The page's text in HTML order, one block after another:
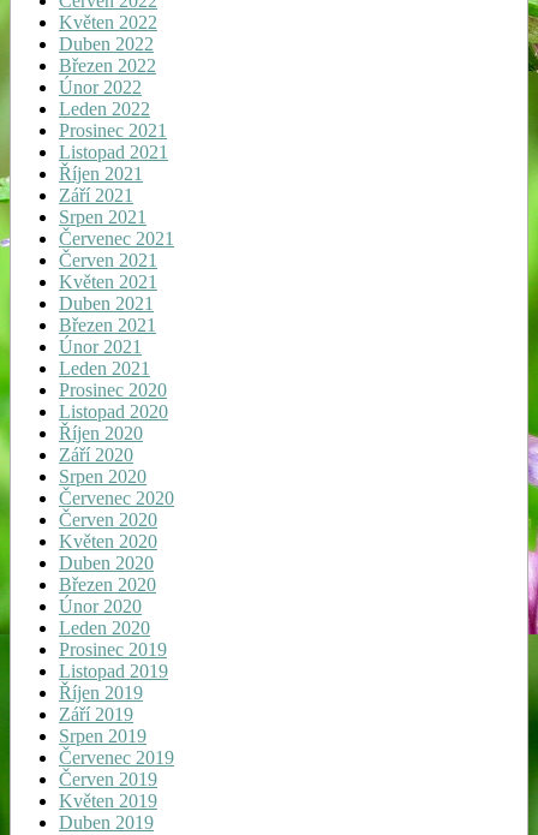
Květen 2022
Duben 2022
Březen 2022
Únor 2022
Leden 2022
Prosinec 2021
Listopad 2021
Říjen 2021
Září 2021
Srpen 2021
Červenec 2021
Červen 2021
Květen 2021
Duben 2021
Březen 2021
Únor 2021
Leden 2021
Prosinec 2020
Listopad 2020
Říjen 2020
Září 2020
Srpen 2020
Červenec 2020
Červen 2020
Květen 2020
Duben 2020
Březen 2020
Únor 2020
Leden 2020
Prosinec 2019
Listopad 2019
Říjen 2019
Září 2019
Srpen 2019
Červenec 2019
Červen 2019
Květen 2019
Duben 2019